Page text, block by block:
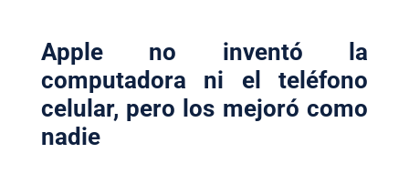
Apple no inventó la
computadora ni el teléfono
celular, pero los mejoró como
nadie